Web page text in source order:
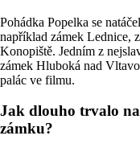
Pohádka Popelka se
například zámek Lednice,
Konopiště. Jedním z
zámek Hluboká nad
palác ve filmu.
Jak dlouho trvalo
zámku?